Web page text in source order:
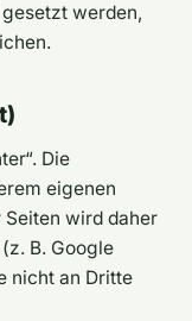
werden,
Die
eigenen
wird daher
B. Google
nicht an Dritte